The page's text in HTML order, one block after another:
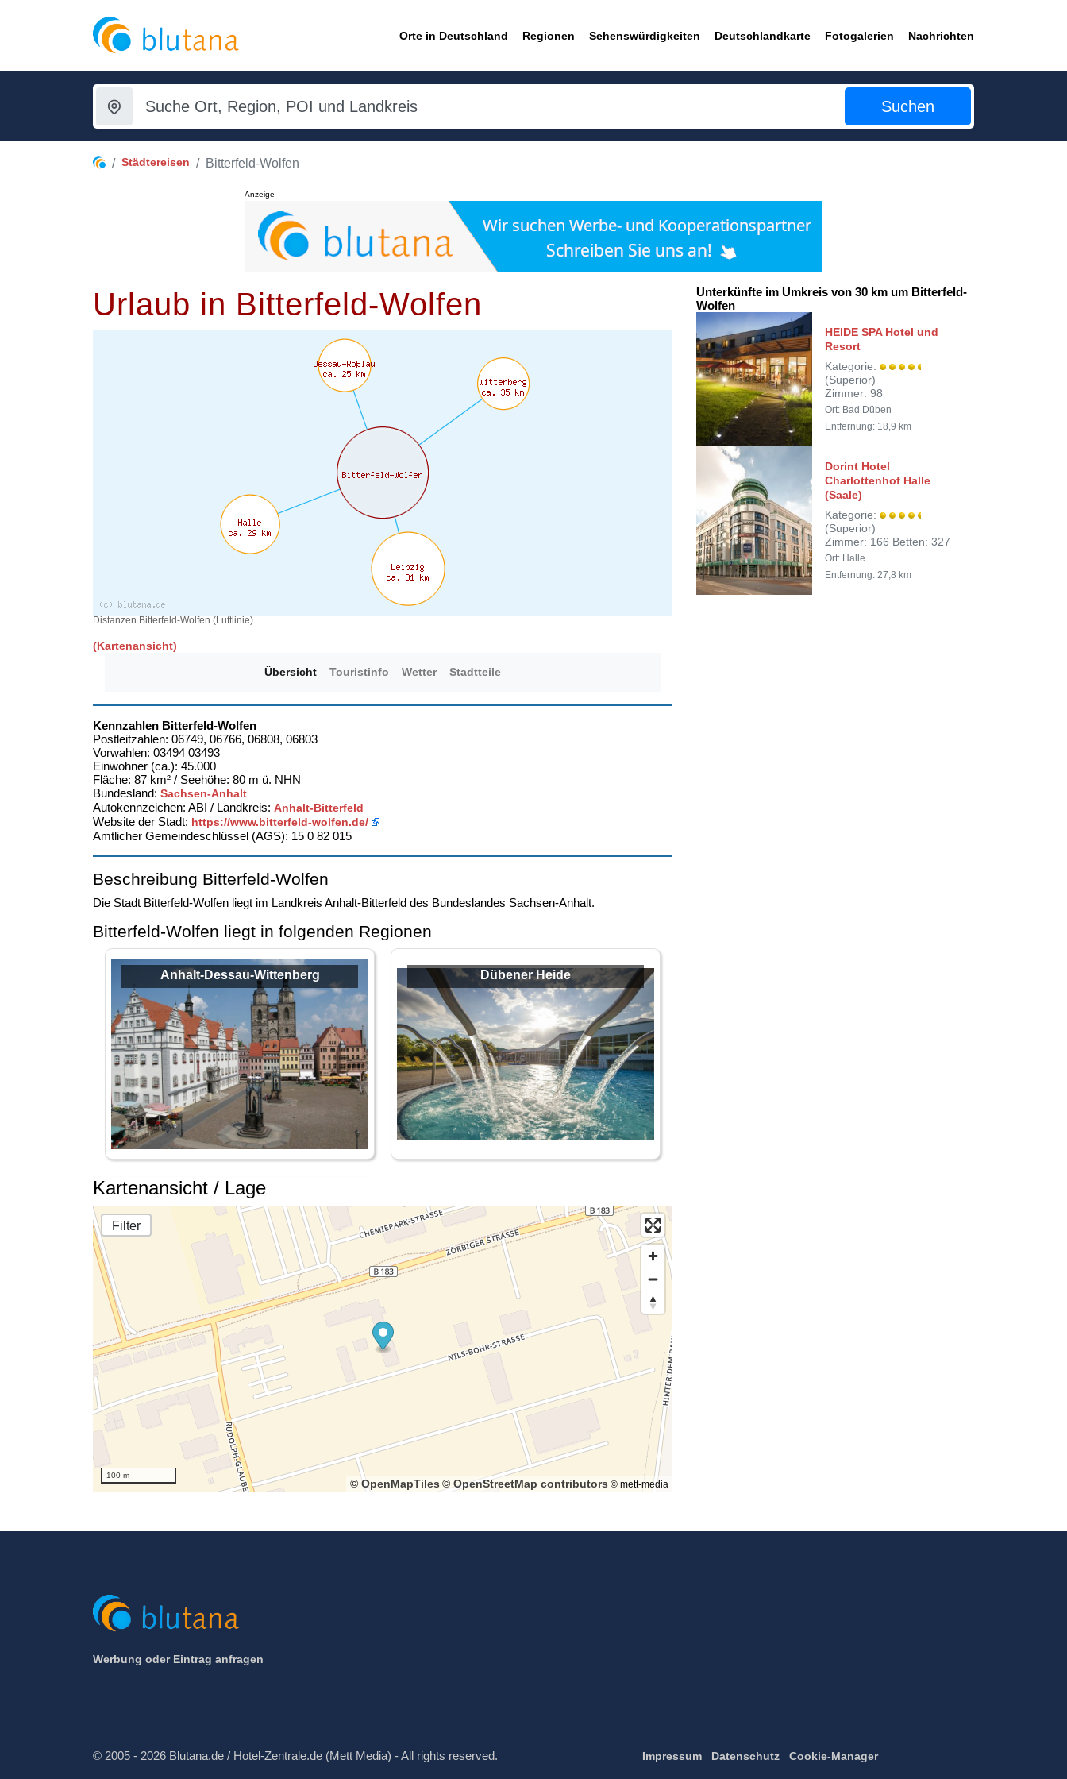
Orte in Deutschland Regionen Sehenswürdigkeiten Deutschlandkarte Fotogalerien Nachrichten
Suchen
Städtereisen Bitterfeld-Wolfen
Anzeige
Urlaub in Bitterfeld-Wolfen
Distanzen Bitterfeld-Wolfen (Luftlinie)
(Kartenansicht)
Übersicht Touristinfo Wetter Stadtteile
Kennzahlen Bitterfeld-Wolfen
Postleitzahlen: 06749, 06766, 06808, 06803
Vorwahlen: 03494 03493
Einwohner (ca.): 45.000
Fläche: 87 km² / Seehöhe: 80 m ü. NHN
Bundesland: Sachsen-Anhalt
Autokennzeichen: ABI / Landkreis: Anhalt-Bitterfeld
Website der Stadt: https://www.bitterfeld-wolfen.de/
Amtlicher Gemeindeschlüssel (AGS): 15 0 82 015
Beschreibung Bitterfeld-Wolfen
Die Stadt Bitterfeld-Wolfen liegt im Landkreis Anhalt-Bitterfeld des Bundeslandes Sachsen-Anhalt.
Bitterfeld-Wolfen liegt in folgenden Regionen
Anhalt-Dessau-Wittenberg Dübener Heide
Kartenansicht / Lage
Filter
100 m
© OpenMapTiles © OpenStreetMap contributors © mett-media
Unterkünfte im Umkreis von 30 km um Bitterfeld-
Wolfen
HEIDE SPA Hotel und
Resort
Kategorie:
(Superior)
Zimmer: 98
Ort: Bad Düben
Entfernung: 18,9 km
Dorint Hotel
Charlottenhof Halle
(Saale)
Kategorie:
(Superior)
Zimmer: 166 Betten: 327
Ort: Halle
Entfernung: 27,8 km
Werbung oder Eintrag anfragen
© 2005 - 2026 Blutana.de / Hotel-Zentrale.de (Mett Media) - All rights reserved. Impressum Datenschutz Cookie-Manager